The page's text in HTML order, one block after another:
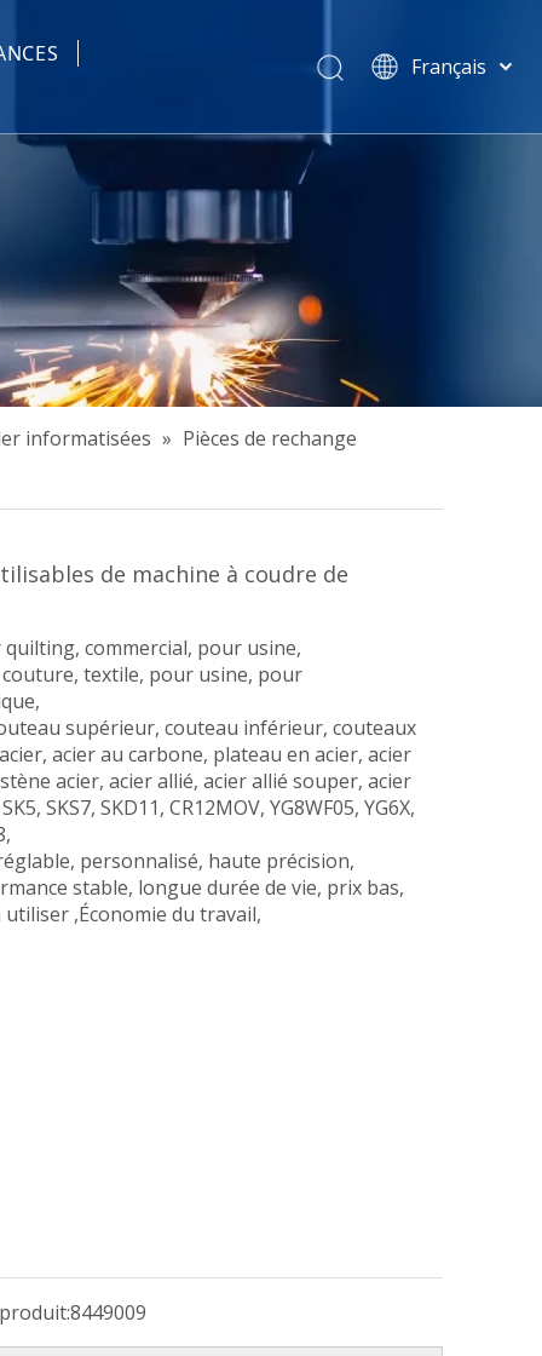
Français
हिन्दी
informatisées » Pièces de rechange
de machine à coudre de
commercial, pour usine,
textile, pour usine, pour
supérieur, couteau inférieur, couteaux
acier au carbone, plateau en acier, acier
acier, acier allié, acier allié souper, acier
SKS7, SKD11, CR12MOV, YG8WF05, YG6X,
personnalisé, haute précision,
stable, longue durée de vie, prix bas,
,Économie du travail,
8449009